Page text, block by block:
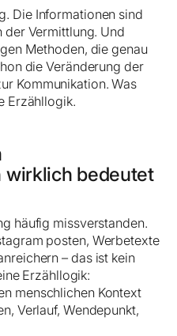
Die Informationen sind
der Vermittlung. Und
Methoden, die genau
die Veränderung der
Kommunikation. Was
Erzähllogik.
wirklich bedeutet
häufig missverstanden.
posten, Werbetexte
– das ist kein
Erzähllogik:
menschlichen Kontext
Verlauf, Wendepunkt,